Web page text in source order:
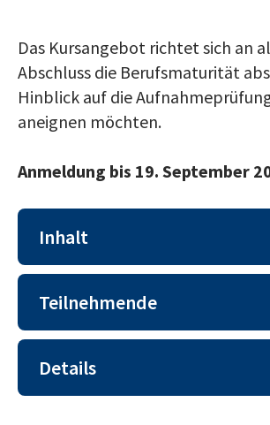
Das Kursangebot richtet sich an
Abschluss die Berufsmaturität
Hinblick auf die
aneignen möchten.
Anmeldung bis 19. September
Inhalt
Ziel ist der Erwerb der
Aufnahmeprüfung BM 2.
Algebra
Teilnehmende
EFZ-Lernende ab dem 5./6.
gewählten Option) sowie
möchten.
Details